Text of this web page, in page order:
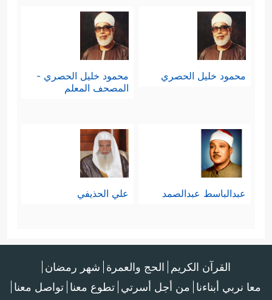
محمود خليل الحصري
محمود خليل الحصري -
المصحف المعلم
عبدالباسط عبدالصمد علي الحذيفي
القرآن الكريم الحج والعمرة شهر رمضان
معا نربي أبناءنا من أجل أسرتي تطوع معنا تواصل معنا